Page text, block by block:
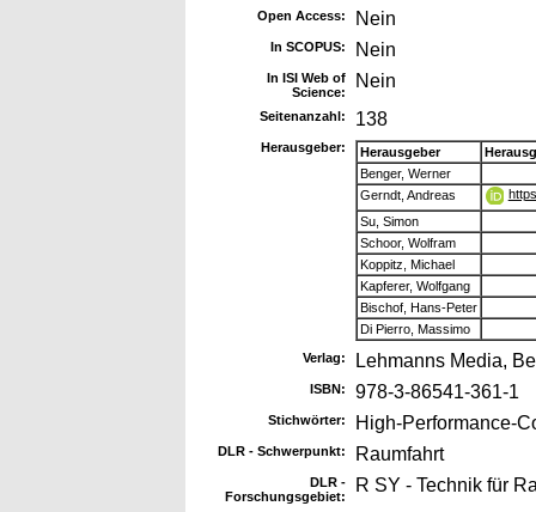
Open Access: Nein
In SCOPUS: Nein
In ISI Web of
Science:
Nein
Seitenanzahl: 138
Herausgeber: Herausgeber
Benger, Werner
Gerndt, Andreas
Su, Simon
Schoor, Wolfram
Koppitz, Michael
Kapferer, Wolfgang
Bischof, Hans-Peter
Di Pierro, Massimo
Verlag:
Lehmanns Media,
ISBN: 978-3-86541-361-1
Stichwörter: High-Performance-
DLR - Schwerpunkt: Raumfahrt
DLR -
Forschungsgebiet:
R SY - Technik für